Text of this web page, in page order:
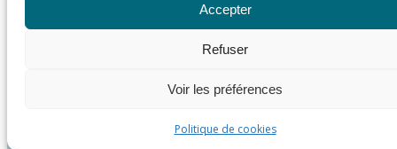
Accepter
Refuser
Voir les préférences
Politique de cookies